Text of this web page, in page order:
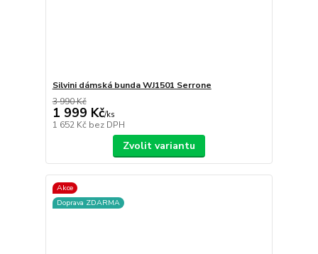
Silvini dámská bunda WJ1501 Serrone
3 990 Kč
1 999 Kč/ks
1 652 Kč bez DPH
Zvolit variantu
Akce
Doprava ZDARMA